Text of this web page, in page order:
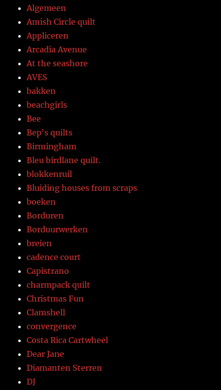
Algemeen
Amish Circle quilt
Appliceren
Arcadia Avenue
At the seashore
AVES
bakken
beachgirls
Bee
Bep's quilts
Birmingham
Bleu birdlane quilt.
blokkenruil
Bluiding houses from scraps
boeken
Borduren
Borduurwerken
breien
cadence court
Capistrano
charmpack quilt
Christmas Fun
Clamshell
convergence
Costa Rica Cartwheel
Dear Jane
Diamanten Sterren
DJ